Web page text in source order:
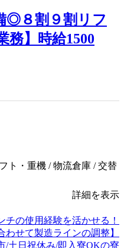
◎８割９割リフ
務】時給1500
ト・重機 / 物流倉庫 / 交替
詳細を表示